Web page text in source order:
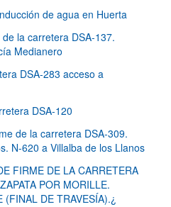
de agua en Huerta
la carretera DSA-137.
Medianero
DSA-283 acceso a
DSA-120
de la carretera DSA-309.
N-620 a Villalba de los Llanos
FIRME DE LA CARRETERA
POR MORILLE.
DE TRAVESÍA).¿